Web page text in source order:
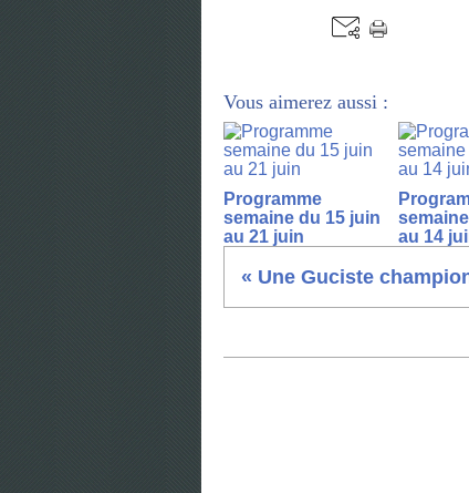
Vous aimerez aussi :
Programme
semaine du 15 juin
au 21 juin
au 14
« Une Guciste